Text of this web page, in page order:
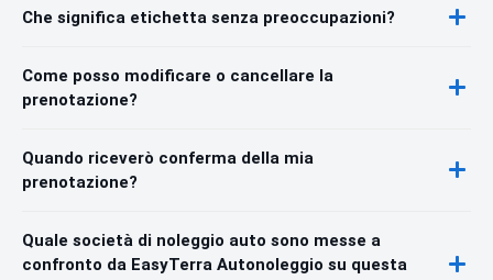
Che significa etichetta senza preoccupazioni?
Come posso modificare o cancellare la
prenotazione?
Quando riceverò conferma della mia
prenotazione?
Quale società di noleggio auto sono messe a
confronto da EasyTerra Autonoleggio su questa